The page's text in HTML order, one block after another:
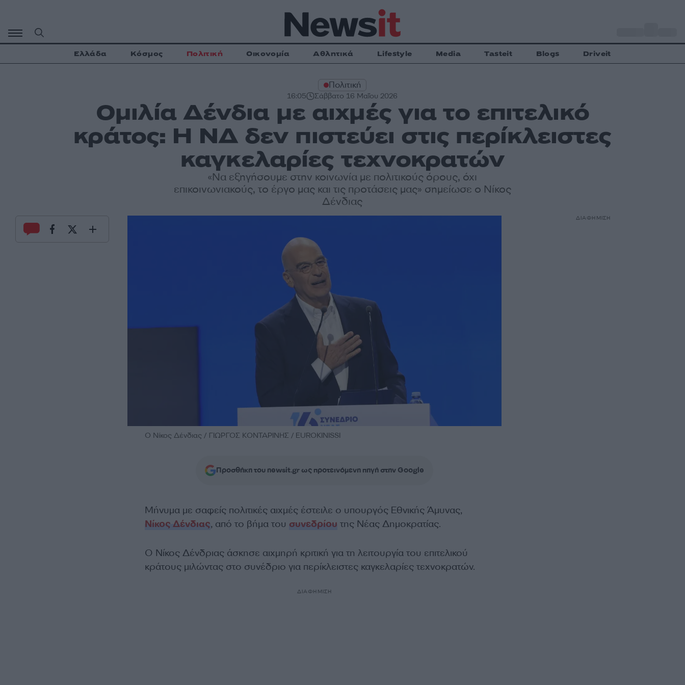
περιεχόμενο
Ελλάδα Κόσμος Πολιτική Οικονομία Αθλητικά Lifestyle Media Tasteit Blogs Driveit
Πολιτική
16:05 Σάββατο 16 Μαΐου 2026
Ομιλία Δένδια με αιχμές για το επιτελικό
κράτος: Η ΝΔ δεν πιστεύει στις περίκλειστες
καγκελαρίες τεχνοκρατών
«Να εξηγήσουμε στην κοινωνία με πολιτικούς όρους, όχι
επικοινωνιακούς, το έργο μας και τις προτάσεις μας» σημείωσε ο Νίκος
Δένδιας
O Νίκος Δένδιας / ΓΙΩΡΓΟΣ ΚΟΝΤΑΡΙΝΗΣ / EUROKINISSI
Προσθήκη του newsit.gr ως προτεινόμενη πηγή στην Google
Μήνυμα με σαφείς πολιτικές αιχμές έστειλε ο υπουργός Εθνικής Άμυνας,
Νίκος Δένδιας, από το βήμα του συνεδρίου της Νέας Δημοκρατίας.
Ο Νίκος Δένδριας άσκησε αιχμηρή κριτική για τη λειτουργία του επιτελικού
κράτους μιλώντας στο συνέδριο για περίκλειστες καγκελαρίες τεχνοκρατών.
ΔΙΑΦΗΜΙΣΗ
ΔΙΑΦΗΜΙΣΗ